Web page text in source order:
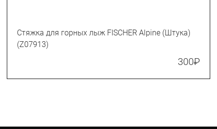
Стяжка для горных лыж FISCHER Alpine (Штука)
(Z07913)
300₽